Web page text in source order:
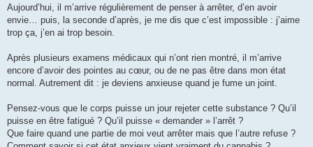
Aujourd’hui, il m’arrive régulièrement de penser à arrêter, d’en avoir
envie… puis, la seconde d’après, je me dis que c’est impossible : j’aime
trop ça, j’en ai trop besoin.
Après plusieurs examens médicaux qui n’ont rien montré, il m’arrive
encore d’avoir des pointes au cœur, ou de ne pas être dans mon état
normal. Autrement dit : je deviens anxieuse quand je fume un joint.
Pensez-vous que le corps puisse un jour rejeter cette substance ? Qu’il
puisse en être fatigué ? Qu’il puisse « demander » l’arrêt ?
Que faire quand une partie de moi veut arrêter mais que l’autre refuse ?